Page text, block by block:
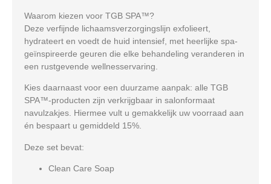
Waarom kiezen voor TGB SPA™?
Deze verfijnde lichaamsverzorgingslijn exfolieert,
hydrateert en voedt de huid intensief, met heerlijke spa-
geïnspireerde geuren die elke behandeling veranderen in
een rustgevende wellnesservaring.
Kies daarnaast voor een duurzame aanpak: alle TGB
SPA™-producten zijn verkrijgbaar in salonformaat
navulzakjes. Hiermee vult u gemakkelijk uw voorraad aan
én bespaart u gemiddeld 15%.
Deze set bevat:
Clean Care Soap